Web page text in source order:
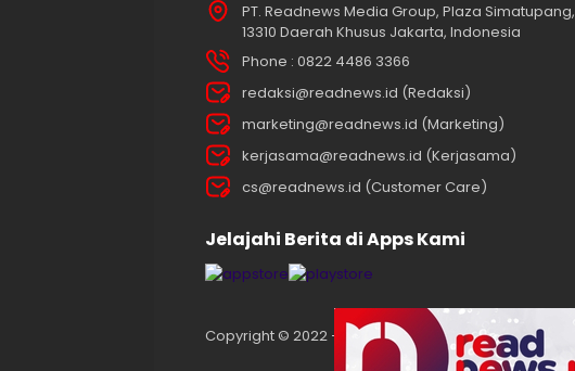
PT. Readnews Media Group, Plaza
13310 Daerah Khusus Jakarta, Indonesia
Phone : 0822 4486 3366
redaksi@readnews.id (Redaksi)
marketing@readnews.id (Marketing)
kerjasama@readnews.id (Kerjasama)
cs@readnews.id (Customer Care)
Jelajahi Berita di Apps Kami
Copyright © 2022 – 2025 readnews.id | All rights